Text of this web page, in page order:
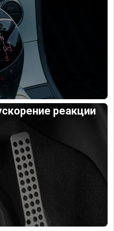
реакции